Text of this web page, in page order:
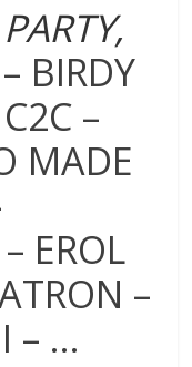
BIRDY
–
MADE
EROL
–
– …